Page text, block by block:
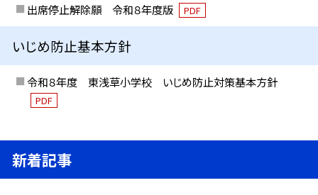
出席停止解除願 令和８年度版 PDF
いじめ防止基本方針
令和８年度 東浅草小学校 いじめ防止対策基本方針
PDF
新着記事